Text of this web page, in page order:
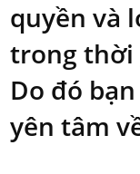
quyền và
trong thời
Do đó
yên tâm